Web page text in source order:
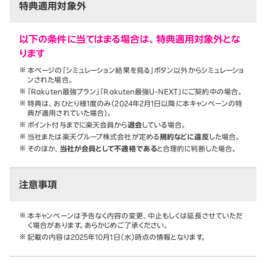
特典適用対象外
以下の条件に当てはまる場合は、特典適用対象外とな
ります
本ページの「シミュレーション結果を見る」ボタン以外からシミュレーショ
ンされた場合。
「Rakuten最強プラン」「Rakuten最強U-NEXT」にご契約中の場合。
特典は、おひとり様1度のみ（2024年2月1日以降に本キャンペーンの特
典が適用されていた場合）。
ポイント付与までに楽天会員から退会している場合。
当社または楽天グループ株式会社が定める規約などに違反した場合。
そのほか、 当社が会員として不適格であると合理的に判断した場合。
注意事項
本キャンペーンは予告なく内容の変更、中止もしくは延長させていただ
く場合があります。あらかじめご了承ください。
記載の内容は2025年10月1日（水）時点の情報となります。